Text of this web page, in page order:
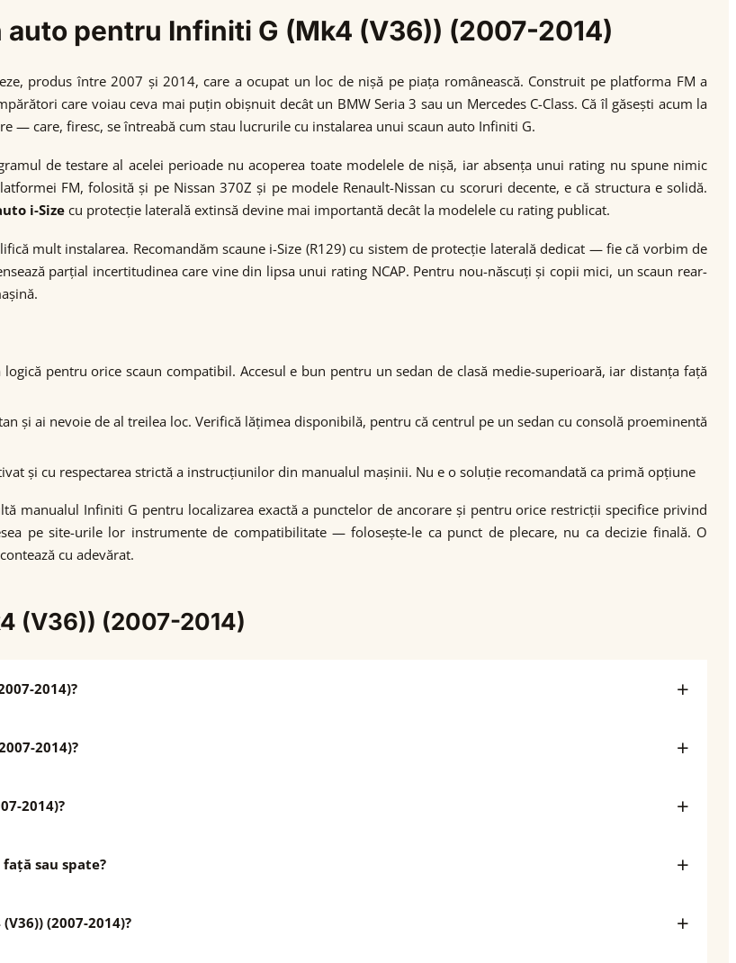
pentru Infiniti G (Mk4 (V36)) (2007-2014)
produs între 2007 și 2014, care a ocupat un loc de nișă pe piața românească. Construit pe platforma FM a
care voiau ceva mai puțin obișnuit decât un BMW Seria 3 sau un Mercedes C-Class. Că îl găsești acum la
— care, firesc, se întreabă cum stau lucrurile cu instalarea unui scaun auto Infiniti G.
de testare al acelei perioade nu acoperea toate modelele de nișă, iar absența unui rating nu spune nimic
FM, folosită și pe Nissan 370Z și pe modele Renault-Nissan cu scoruri decente, e că structura e solidă.
i-Sizecu protecție laterală extinsă devine mai importantă decât la modelele cu rating publicat.
mult instalarea. Recomandăm scaune i-Size (R129) cu sistem de protecție laterală dedicat — fie că vorbim de
parțial incertitudinea care vine din lipsa unui rating NCAP. Pentru nou-născuți și copii mici, un scaun rear-
pentru orice scaun compatibil. Accesul e bun pentru un sedan de clasă medie-superioară, iar distanța față
și ai nevoie de al treilea loc. Verifică lățimea disponibilă, pentru că centrul pe un sedan cu consolă proeminentă
și cu respectarea strictă a instrucțiunilor din manualul mașinii. Nu e o soluție recomandată ca primă opțiune
manualul Infiniti G pentru localizarea exactă a punctelor de ancorare și pentru orice restricții specifice privind
pe site-urile lor instrumente de compatibilitate — folosește-le ca punct de plecare, nu ca decizie finală. O
cu adevărat.
(V36)) (2007-2014)
2014)?
2014)?
2014)?
sau spate?
(2007-2014)?